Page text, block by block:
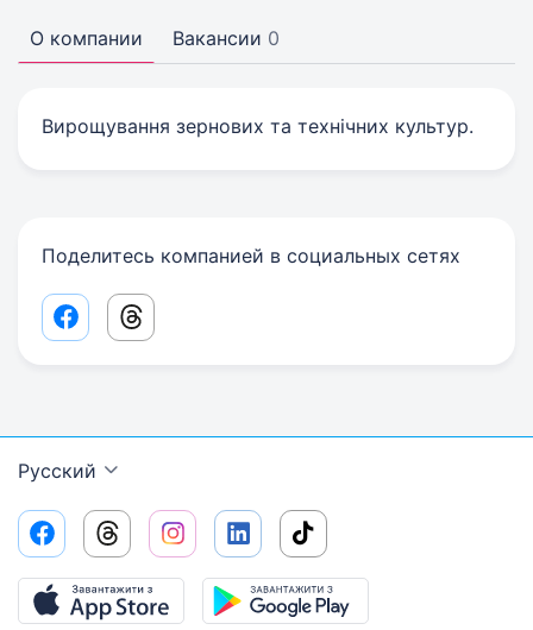
О компании Вакансии 0
Вирощування зернових та технічних культур.
Поделитесь компанией в социальных сетях
Facebook share link
Threads share link
Русский